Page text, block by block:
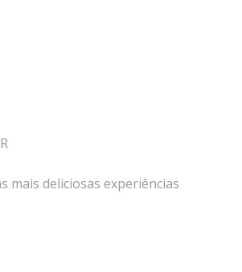
mais deliciosas experiências